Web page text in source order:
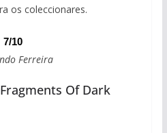
os coleccionares.
7/10
Ferreira
Of Dark